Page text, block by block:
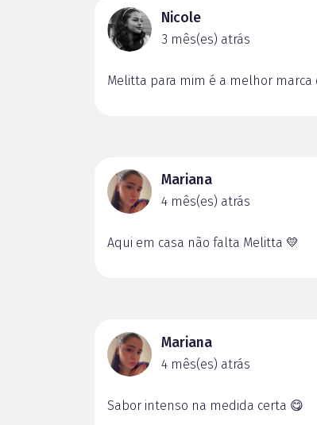
Nicole
3 mês(es) atrás
Melitta para mim é a melhor marca
Mariana
4 mês(es) atrás
Aqui em casa não falta Melitta 💛
Mariana
4 mês(es) atrás
Sabor intenso na medida certa 😋